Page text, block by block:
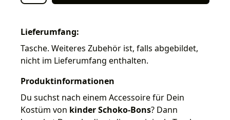
Lieferumfang:
Tasche. Weiteres Zubehör ist, falls abgebildet,
nicht im Lieferumfang enthalten.
Produktinformationen
Du suchst nach einem Accessoire für Dein
Kostüm von kinder Schoko-Bons? Dann